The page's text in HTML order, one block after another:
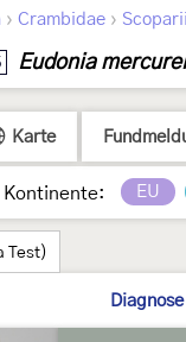
› Crambidae ›
Eudonia
Karte
Kontinente: EU
Test)
Diagnose